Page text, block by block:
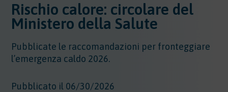
Rischio calore: circolare del
Ministero della Salute
Pubblicate le raccomandazioni per fronteggiare
l’emergenza caldo 2026.
Pubblicato il 06/30/2026